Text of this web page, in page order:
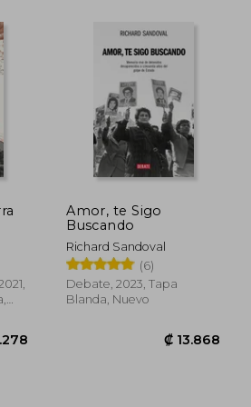
Amor, te Sigo
Buscando
Richard Sandoval
(6)
Debate, 2023, Tapa
Blanda, Nuevo